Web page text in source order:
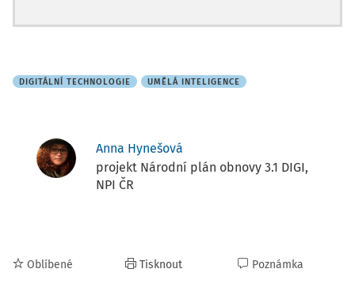
DIGITÁLNÍ TECHNOLOGIE UMĚLÁ INTELIGENCE
Anna Hynešová
projekt Národní plán obnovy 3.1 DIGI,
NPI ČR
Oblíbené Tisknout Poznámka